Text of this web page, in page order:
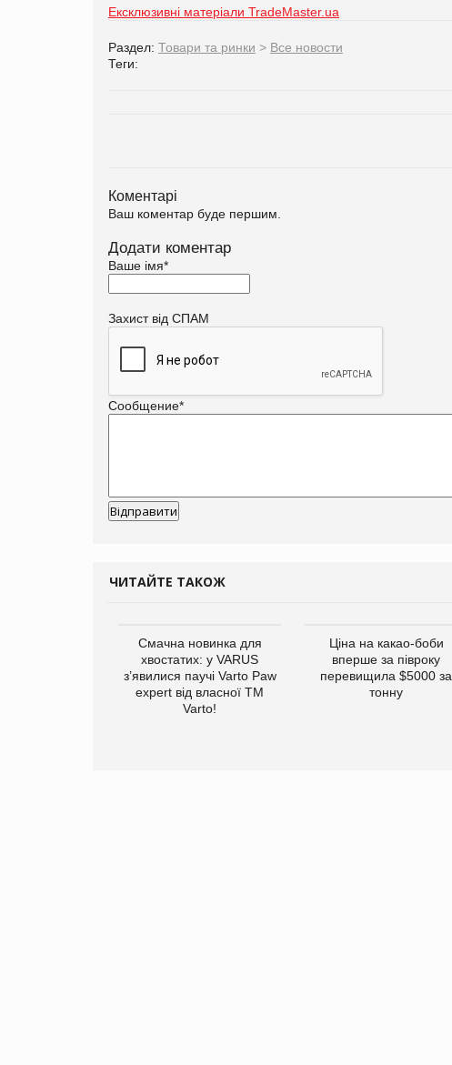
Ексклюзивні матеріали TradeMaster.ua
Раздел: Товари та ринки > Все новости
Теги:
Коментарі
Ваш коментар буде першим.
Додати коментар
Ваше імя*
Захист від СПАМ
Сообщение*
ЧИТАЙТЕ ТАКОЖ
Смачна новинка для
хвостатих: у VARUS
з’явилися паучі Varto Paw
expert від власної ТМ
Varto!
Ціна на какао-боби
вперше за півроку
перевищила $5000 за
тонну